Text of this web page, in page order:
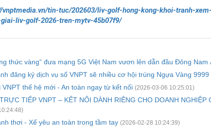
vnptmedia.vn/tin-tuc/202603/liv-golf-hong-kong-khoi-tranh-
liv-golf-2026-tren-mytv-45b07f9/
thức vàng“ đưa mạng 5G Việt Nam vươn lên dẫn đầu Đông Nam
đăng ký dịch vụ số VNPT sẽ nhiều cơ hội trúng Ngựa Vàng 9999
VNPT thế hệ mới - An toàn ngay từ kết nối (2026-03-06 10:25:01)
TIẾP VNPT – KẾT NỐI DÀNH RIÊNG CHO DOANH
thơi - Xế yêu an toàn trong tầm tay (2026-02-28 10:24:39)